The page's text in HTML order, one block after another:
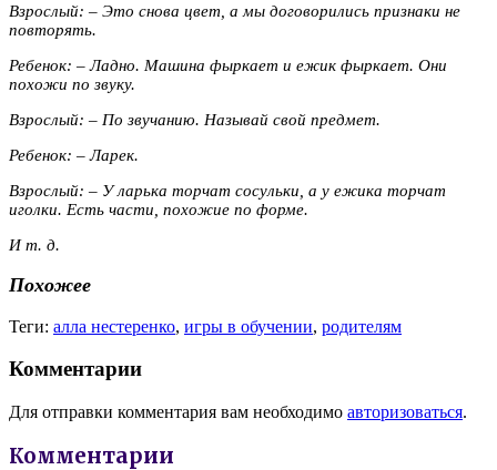
Взрослый: – Это снова цвет, а мы договорились признаки не
повторять.
Ребенок: – Ладно. Машина фыркает и ежик фыркает. Они
похожи по звуку.
Взрослый: – По звучанию. Называй свой предмет.
Ребенок: – Ларек.
Взрослый: – У ларька торчат сосульки, а у ежика торчат
иголки. Есть части, похожие по форме.
И т. д.
Похожее
Теги: алла нестеренко, игры в обучении, родителям
Комментарии
Для отправки комментария вам необходимо авторизоваться.
Комментарии